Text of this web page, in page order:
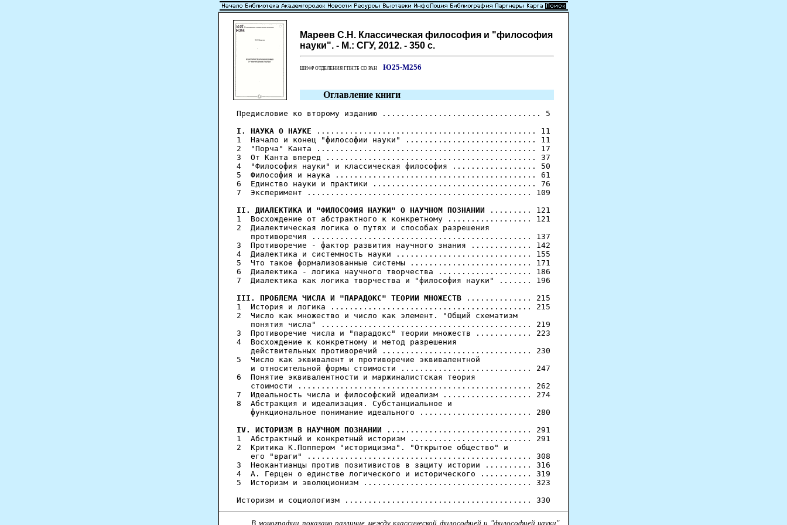
Мареев С.Н. Классическая философия и "философия
науки". - М.: СГУ, 2012. - 350 с.
ШИФР ОТДЕЛЕНИЯ ГПНТБ СО РАН Ю25-М256
Оглавление книги
Предисловие ко второму изданию .................................. 5
I. НАУКА О НАУКЕ ............................................... 11
1  Начало и конец "философии науки" ............................ 11
2  "Порча" Канта ............................................... 17
3  От Канта вперед ............................................. 37
4  "Философия науки" и классическая философия .................. 50
5  Философия и наука ........................................... 61
6  Единство науки и практики ................................... 76
7  Эксперимент ................................................ 109
II. ДИАЛЕКТИКА И "ФИЛОСОФИЯ НАУКИ" О НАУЧНОМ ПОЗНАНИИ ......... 121
1  Восхождение от абстрактного к конкретному .................. 121
2  Диалектическая логика о путях и способах разрешения
   противоречия ............................................... 137
3  Противоречие - фактор развития научного знания ............. 142
4  Диалектика и системность науки ............................. 155
5  Что такое формализованные системы .......................... 171
6  Диалектика - логика научного творчества .................... 186
7  Диалектика как логика творчества и "философия науки" ....... 196
III. ПРОБЛЕМА ЧИСЛА И "ПАРАДОКС" ТЕОРИИ МНОЖЕСТВ .............. 215
1  История и логика ........................................... 215
2  Число как множество и число как элемент. "Общий схематизм
   понятия числа" ............................................. 219
3  Противоречие числа и "парадокс" теории множеств ............ 223
4  Восхождение к конкретному и метод разрешения
   действительных противоречий ................................ 230
5  Число как эквивалент и противоречие эквивалентной
   и относительной формы стоимости ............................ 247
6  Понятие эквивалентности и маржиналистская теория
   стоимости .................................................. 262
7  Идеальность числа и философский идеализм ................... 274
8  Абстракция и идеализация. Субстанциальное и
   функциональное понимание идеального ........................ 280
IV. ИСТОРИЗМ В НАУЧНОМ ПОЗНАНИИ ............................... 291
1  Абстрактный и конкретный историзм .......................... 291
2  Критика К.Поппером "историцизма". "Открытое общество" и
   его "враги" ................................................ 308
3  Неокантианцы против позитивистов в защиту истории .......... 316
4  А. Герцен о единстве логического и исторического ........... 319
5  Историзм и эволюционизм .................................... 323
В монографии показано различие между классической философией и "философией науки"